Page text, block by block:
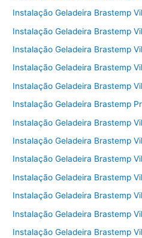
Instalação Geladeira Brastemp
Instalação Geladeira Brastemp
Instalação Geladeira Brastemp
Instalação Geladeira Brastemp
Instalação Geladeira Brastemp
Instalação Geladeira Brastemp
Instalação Geladeira Brastemp
Instalação Geladeira Brastemp
Instalação Geladeira Brastemp
Instalação Geladeira Brastemp
Instalação Geladeira Brastemp
Instalação Geladeira Brastemp
Instalação Geladeira Brastemp